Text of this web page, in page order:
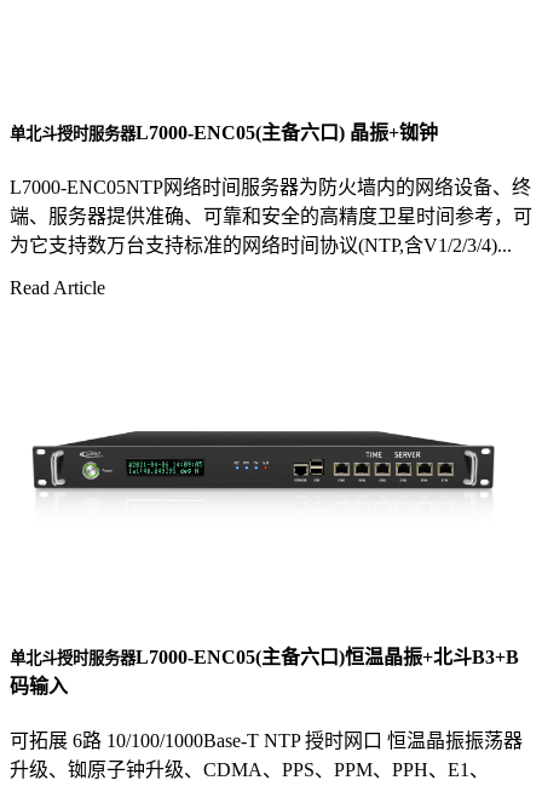
单北斗授时服务器L7000-ENC05(主备六口) 晶振+铷钟
L7000-ENC05NTP网络时间服务器为防火墙内的网络设备、终
端、服务器提供准确、可靠和安全的高精度卫星时间参考，可
为它支持数万台支持标准的网络时间协议(NTP,含V1/2/3/4)...
Read Article
单北斗授时服务器L7000-ENC05(主备六口)恒温晶振+北斗B3+B
码输入
可拓展 6路 10/100/1000Base-T NTP 授时网口 恒温晶振振荡器
升级、铷原子钟升级、CDMA、PPS、PPM、PPH、E1、